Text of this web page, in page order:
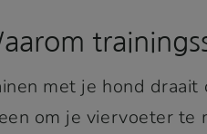
met je hond
om je viervoeter te